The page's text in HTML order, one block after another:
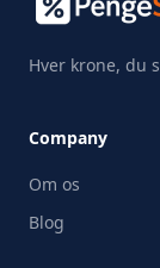
Hver krone, du
Company
Om os
Blog